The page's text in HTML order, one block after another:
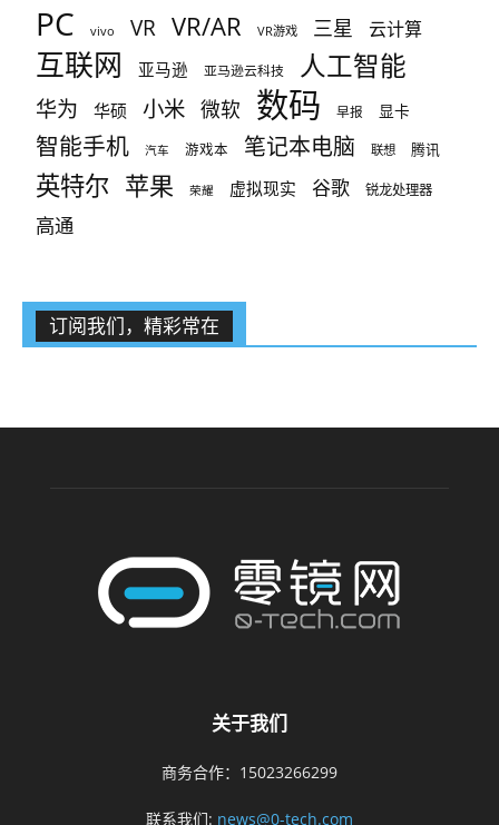
PC vivo VR VR/AR VR游戏 三星 云计算
互联网 亚马逊 亚马逊云科技 人工智能
华为 华硕 小米 微软 数码 早报 显卡
智能手机 汽车 游戏本 笔记本电脑 联想 腾讯
英特尔 苹果 荣耀 虚拟现实 谷歌 锐龙处理器
高通
订阅我们，精彩常在
关于我们
商务合作：15023266299
联系我们: news@0-tech.com